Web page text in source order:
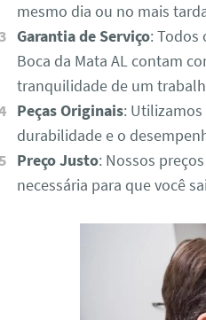
mesmo dia ou no mais
Garantia de Serviço: Todos
Boca da Mata AL contam
tranquilidade de um
Peças Originais: Utilizamos
durabilidade e o
Preço Justo: Nossos
necessária para que você